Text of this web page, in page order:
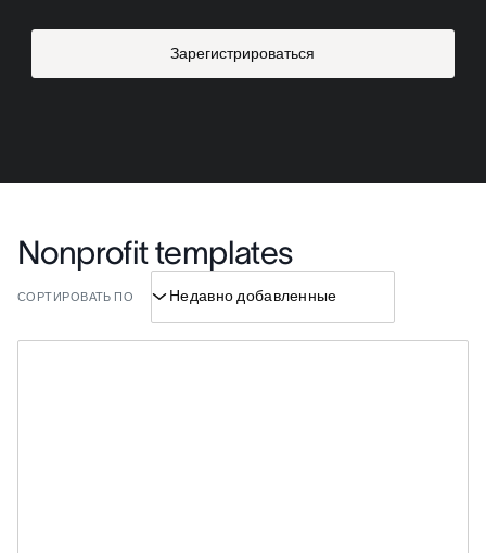
Зарегистрироваться
Nonprofit templates
СОРТИРОВАТЬ ПО